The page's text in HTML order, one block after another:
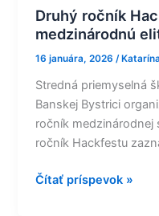
Druhý ročník
medzinárodnú
16 januára, 2026/
Stredná priemyselná
Banskej Bystrici
ročník medzinárodnej
ročník Hackfestu
Čítať príspevok »